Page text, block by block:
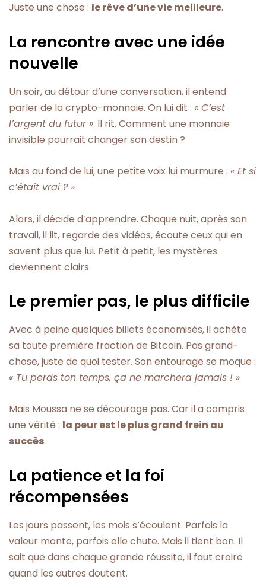
Juste une chose : le rêve d’une vie meilleure.
La rencontre avec une idée
nouvelle
Un soir, au détour d’une conversation, il entend
parler de la crypto-monnaie. On lui dit : « C’est
l’argent du futur ». Il rit. Comment une monnaie
invisible pourrait changer son destin ?
Mais au fond de lui, une petite voix lui murmure : « Et si
c’était vrai ? »
Alors, il décide d’apprendre. Chaque nuit, après son
travail, il lit, regarde des vidéos, écoute ceux qui en
savent plus que lui. Petit à petit, les mystères
deviennent clairs.
Le premier pas, le plus difficile
Avec à peine quelques billets économisés, il achète
sa toute première fraction de Bitcoin. Pas grand-
chose, juste de quoi tester. Son entourage se moque :
« Tu perds ton temps, ça ne marchera jamais ! »
Mais Moussa ne se décourage pas. Car il a compris
une vérité : la peur est le plus grand frein au
succès.
La patience et la foi
récompensées
Les jours passent, les mois s’écoulent. Parfois la
valeur monte, parfois elle chute. Mais il tient bon. Il
sait que dans chaque grande réussite, il faut croire
quand les autres doutent.